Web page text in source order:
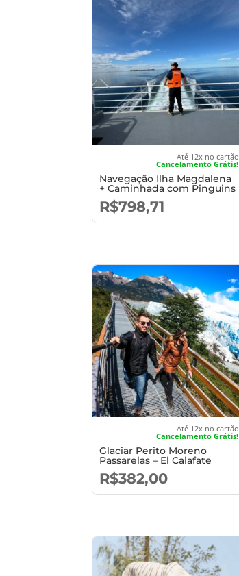
Até 12x no cartão
Cancelamento Grátis!
Navegação Ilha Magdalena
+ Caminhada com Pinguins
R$798,71
Até 12x no cartão
Cancelamento Grátis!
Glaciar Perito Moreno
Passarelas – El Calafate
R$382,00